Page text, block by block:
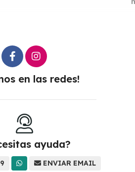
en las redes!
ayuda?
ENVIAR EMAIL